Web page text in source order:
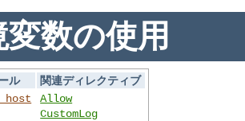
数の使用
ル
関連ディレクティブ
Allow
CustomLog